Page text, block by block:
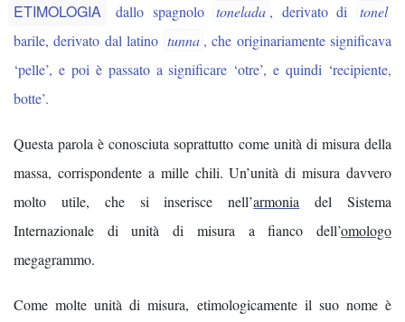
ETIMOLOGIA dallo spagnolo tonelada , derivato di
tonel
barile, derivato dal latino tunna , che originariamente significava
‘pelle’, e poi è passato a significare ‘otre’, e quindi ‘recipiente,
botte’.
Questa parola è conosciuta soprattutto come unità di misura della
massa, corrispondente a mille chili. Un’unità di misura davvero
molto utile, che si inserisce nell’armonia del Sistema
Internazionale di unità di misura a fianco dell’omologo
megagrammo.
Come molte unità di misura, etimologicamente il suo nome è